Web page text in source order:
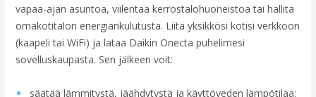
vapaa-ajan asuntoa, viilentää kerrostalohuoneistoa tai hallita
omakotitalon energiankulutusta. Liitä yksikkösi kotisi verkkoon
(kaapeli tai WiFi) ja lataa Daikin Onecta puhelimesi
sovelluskaupasta. Sen jälkeen voit:
säätää lämmitystä, jäähdytystä ja käyttöveden lämpötilaa: